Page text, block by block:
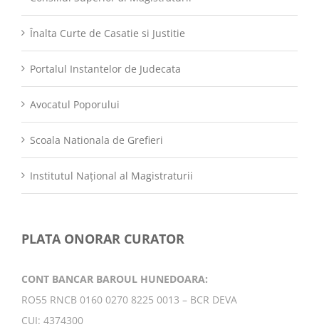
Înalta Curte de Casatie si Justitie
Portalul Instantelor de Judecata
Avocatul Poporului
Scoala Nationala de Grefieri
Institutul Național al Magistraturii
PLATA ONORAR CURATOR
CONT BANCAR BAROUL HUNEDOARA:
RO55 RNCB 0160 0270 8225 0013 – BCR DEVA
CUI: 4374300